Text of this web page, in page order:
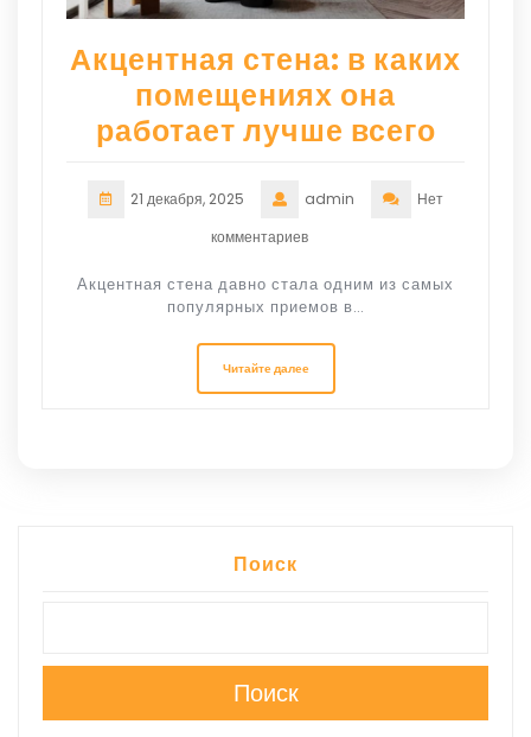
Акцентная стена: в каких
помещениях она
работает лучше всего
21 декабря, 2025 admin
Нет
комментариев
Акцентная стена давно стала одним из самых
популярных приемов в…
Читайте далее
Поиск
Поиск